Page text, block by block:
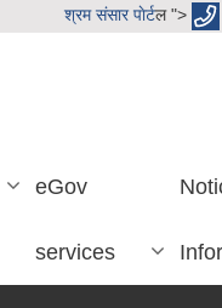
श्रम संसार पाेर्टल ">
eGov
services